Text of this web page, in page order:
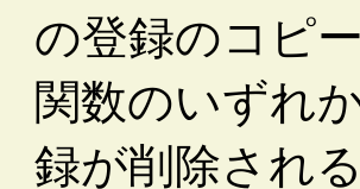
の登録のコピ
関数のいずれ
録が削除され